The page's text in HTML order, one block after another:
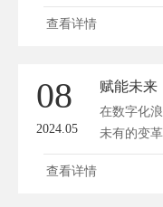
水...
查看详情
08
2024.05
在数字化
未有的变
逐...
查看详情